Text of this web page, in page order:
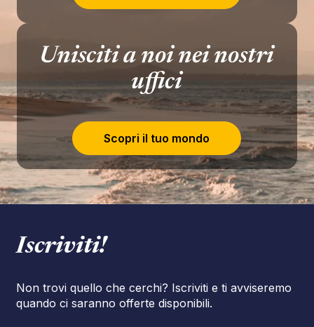
Unisciti a noi nei nostri
uffici
Scopri il tuo mondo
Iscriviti!
Non trovi quello che cerchi? Iscriviti e ti avviseremo
quando ci saranno offerte disponibili.